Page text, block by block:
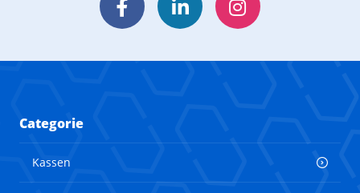
FacebookLinkedInInstagram
Categorie
Kassen